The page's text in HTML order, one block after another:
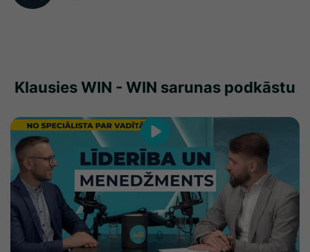
Klausies WIN - WIN sarunas podkāstu